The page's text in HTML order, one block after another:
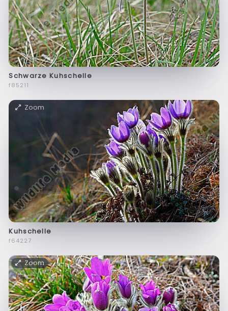
Schwarze Kuhschelle
f85211
Zoom
Kuhschelle
f64227
Zoom